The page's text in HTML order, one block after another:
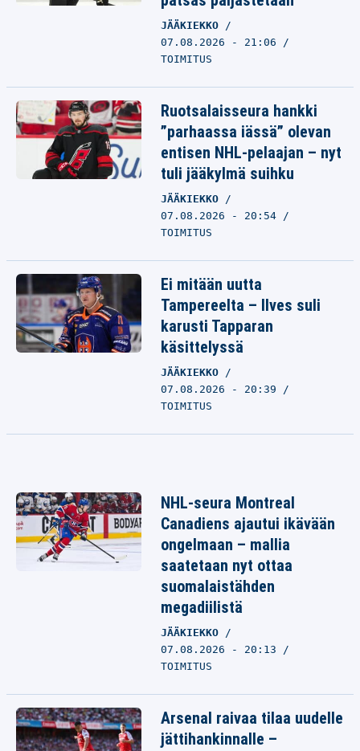
JÄÄKIEKKO
07.08.2026 - 21:06
TOIMITUS
Ruotsalaisseura hankki
”parhaassa iässä” olevan
entisen NHL-pelaajan – nyt
tuli jääkylmä suihku
JÄÄKIEKKO
07.08.2026 - 20:54
TOIMITUS
Ei mitään uutta
Tampereelta – Ilves suli
karusti Tapparan
käsittelyssä
JÄÄKIEKKO
07.08.2026 - 20:39
TOIMITUS
NHL-seura Montreal
Canadiens ajautui ikävään
ongelmaan – mallia
saatetaan nyt ottaa
suomalaistähden
megadiilistä
JÄÄKIEKKO
07.08.2026 - 20:13
TOIMITUS
Arsenal raivaa tilaa uudelle
jättihankinnalle –